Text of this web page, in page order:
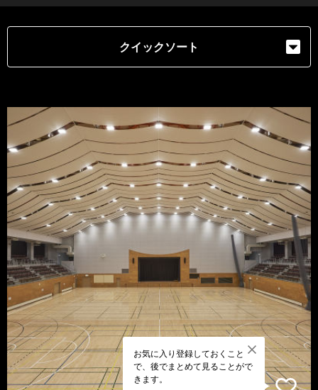
クイックソート
お気に入り登録しておくこと
で、後でまとめて見ることがで
きます。